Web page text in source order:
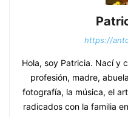
https://
Hola, soy Patricia. Nací y
profesión, madre,
fotografía, la música, el
radicados con la familia